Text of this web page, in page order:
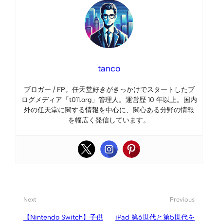
tanco
ブロガー / FP。任天堂好きがきっかけでスタートしたブ
ログメディア「t011.org」管理人。運営歴 10 年以上。国内
外の任天堂に関する情報を中心に、関心ある分野の情報
を幅広く発信しています。
Next
【Nintendo Switch】子供
Previous
iPad 第6世代と第5世代を